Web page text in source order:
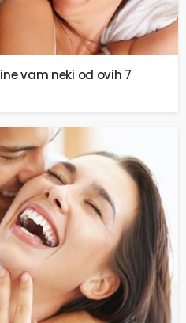
vam neki od ovih 7